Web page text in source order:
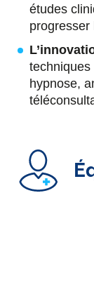
études
progresser
techniques
hypnose,